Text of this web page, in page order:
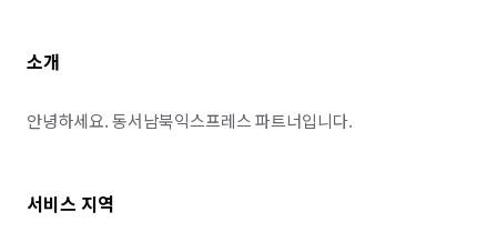
소개
안녕하세요. 동서남북익스프레스 파트너입니다.
서비스 지역